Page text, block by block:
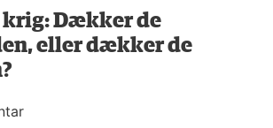
Dækker de
eller dækker de